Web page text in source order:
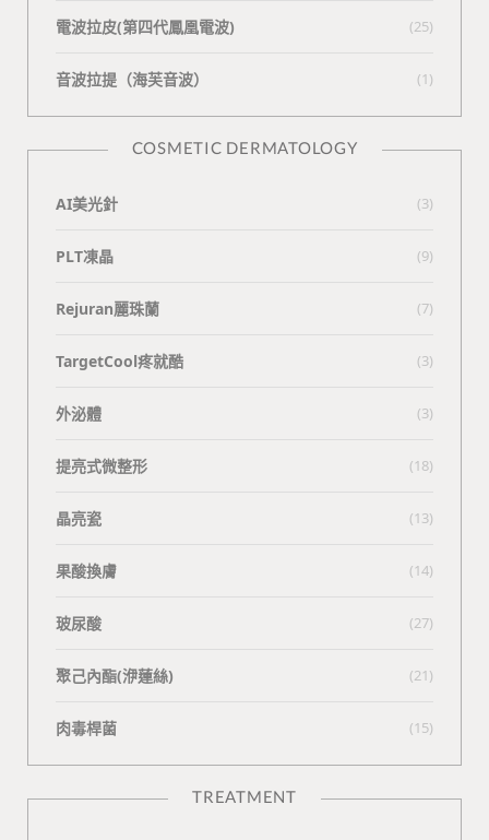
電波拉皮(第四代鳳凰電波) (25)
⾳波拉提（海芙⾳波） (1)
COSMETIC DERMATOLOGY
AI美光針 (3)
PLT凍晶 (9)
Rejuran麗珠蘭 (7)
TargetCool疼就酷 (3)
外泌體 (3)
提亮式微整形 (18)
晶亮瓷 (13)
果酸換膚 (14)
玻尿酸 (27)
聚己內酯(洢蓮絲) (21)
肉毒桿菌 (15)
TREATMENT